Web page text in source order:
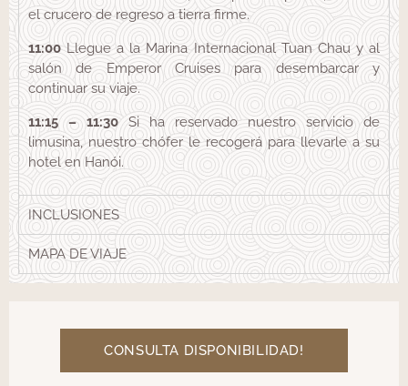
el crucero de regreso a tierra firme.
11:00Llegue a la Marina Internacional Tuan Chau y al
salón de Emperor Cruises para desembarcar y
continuar su viaje.
11:15 – 11:30 Si ha reservado nuestro servicio de
limusina, nuestro chófer le recogerá para llevarle a su
hotel en Hanói.
INCLUSIONES
MAPA DE VIAJE
CONSULTA DISPONIBILIDAD!